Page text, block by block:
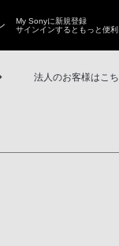
My Sonyに新規登録
サインインするともっと便利
法人のお客様はこ